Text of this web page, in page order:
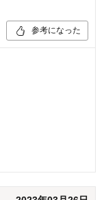
参考になった